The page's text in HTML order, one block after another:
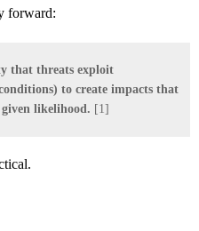
forward:
that threats exploit
to create impacts that
likelihood. [1]